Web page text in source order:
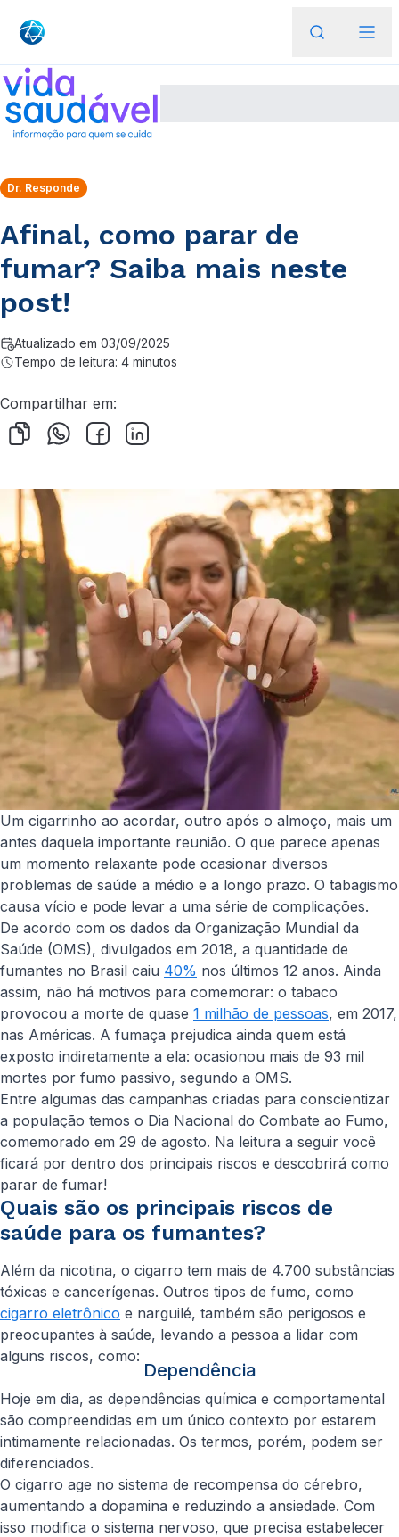
Dr. Responde
Afinal, como parar de
fumar? Saiba mais neste
post!
Atualizado em 03/09/2025
Tempo de leitura: 4 minutos
Compartilhar em:
Um cigarrinho ao acordar, outro após o almoço, mais um
antes daquela importante reunião. O que parece apenas
um momento relaxante pode ocasionar diversos
problemas de saúde a médio e a longo prazo. O tabagismo
causa vício e pode levar a uma série de complicações.
De acordo com os dados da Organização Mundial da
Saúde (OMS), divulgados em 2018, a quantidade de
fumantes no Brasil caiu 40% nos últimos 12 anos. Ainda
assim, não há motivos para comemorar: o tabaco
provocou a morte de quase 1 milhão de pessoas, em 2017,
nas Américas. A fumaça prejudica ainda quem está
exposto indiretamente a ela: ocasionou mais de 93 mil
mortes por fumo passivo, segundo a OMS.
Entre algumas das campanhas criadas para conscientizar
a população temos o Dia Nacional do Combate ao Fumo,
comemorado em 29 de agosto. Na leitura a seguir você
ficará por dentro dos principais riscos e descobrirá como
parar de fumar!
Quais são os principais riscos de
saúde para os fumantes?
Além da nicotina, o cigarro tem mais de 4.700 substâncias
tóxicas e cancerígenas. Outros tipos de fumo, como
cigarro eletrônico e narguilé, também são perigosos e
preocupantes à saúde, levando a pessoa a lidar com
alguns riscos, como:
Dependência
Hoje em dia, as dependências química e comportamental
são compreendidas em um único contexto por estarem
intimamente relacionadas. Os termos, porém, podem ser
diferenciados.
O cigarro age no sistema de recompensa do cérebro,
aumentando a dopamina e reduzindo a ansiedade. Com
isso modifica o sistema nervoso, que precisa estabelecer